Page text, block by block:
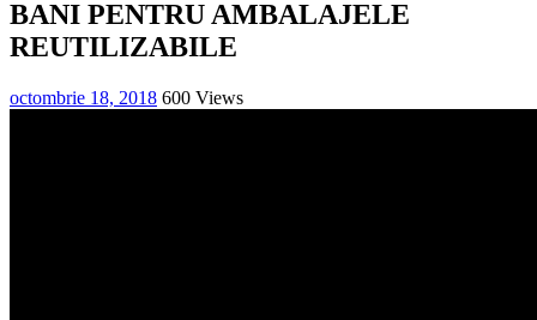
BANI PENTRU AMBALAJELE
REUTILIZABILE
octombrie 18, 2018 600 Views